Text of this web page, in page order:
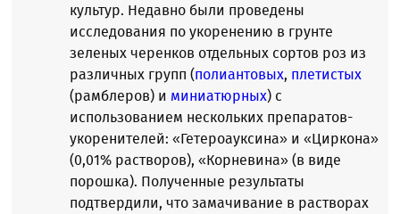
культур. Недавно были проведены
исследования по укоренению в грунте
зеленых черенков отдельных сортов роз из
различных групп (полиантовых, плетистых
(рамблеров) и миниатюрных) с
использованием нескольких препаратов-
укоренителей: «Гетероауксина» и «Циркона»
(0,01% растворов), «Корневина» (в виде
порошка). Полученные результаты
подтвердили, что замачивание в растворах